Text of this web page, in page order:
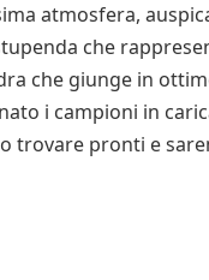
atmosfera,
che
che giunge in
i campioni in
trovare pronti e